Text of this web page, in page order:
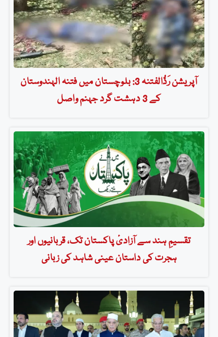
آپریشن رَدُّالفتنہ 3: بلوچستان میں فتنہ الہندوستان
کے 3 دہشت گرد جہنم واصل
تقسیمِ ہند سے آزادیٔ پاکستان تک، قربانیوں اور
ہجرت کی داستان عینی شاہد کی زبانی